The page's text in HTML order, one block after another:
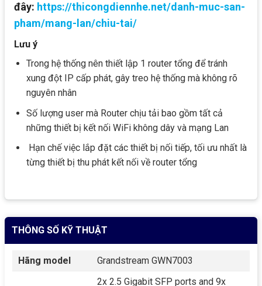
đây: https://thicongdiennhe.net/danh-muc-san-
pham/mang-lan/chiu-tai/
Lưu ý
Trong hệ thống nên thiết lập 1 router tổng để tránh
xung đột IP cấp phát, gây treo hệ thống mà không rõ
nguyên nhân
Số lượng user mà Router chịu tải bao gồm tất cả
những thiết bị kết nối WiFi không dây và mạng Lan
Hạn chế việc lắp đặt các thiết bị nối tiếp, tối ưu nhất là
từng thiết bị thu phát kết nối về router tổng
THÔNG SỐ KỸ THUẬT
Hãng model Grandstream GWN7003
2x 2.5 Gigabit SFP ports and 9x